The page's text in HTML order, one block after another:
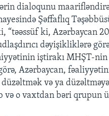
dialoqunu
Şəffaflıq
“təəssüf ki, Azərbaycan
dəyişikliklərə
iştirakı MHŞT-
Azərbaycan,
və ya
və o vaxtdan bəri qrupun